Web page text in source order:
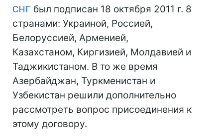
СНГ был подписан 18 октября 2011 г. 8
странами: Украиной, Россией,
Белоруссией, Арменией,
Казахстаном, Киргизией, Молдавией и
Таджикистаном. В то же время
Азербайджан, Туркменистан и
Узбекистан решили дополнительно
рассмотреть вопрос присоединения к
этому договору.